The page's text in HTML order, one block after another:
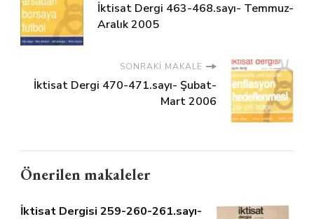
İktisat Dergi 463-468.sayı- Temmuz-
Aralık 2005
SONRAKI MAKALE
İktisat Dergi 470-471.sayı- Şubat-
Mart 2006
Önerilen makaleler
İktisat Dergisi 259-260-261.sayı-